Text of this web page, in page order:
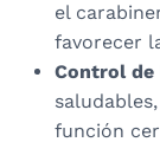
el
favorecer
Control
función